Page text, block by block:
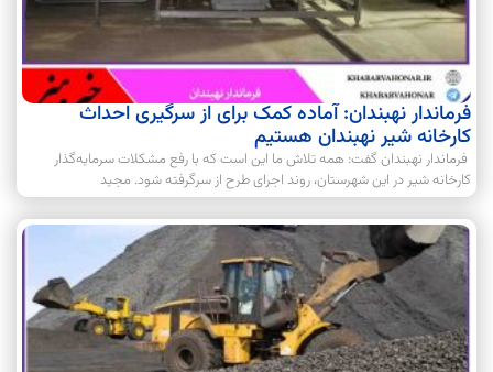
فرماندار نهبندان: آماده کمک برای از سرگیری احداث
کارخانه شیر نهبندان هستیم
فرماندار نهبندان گفت: همه تلاش ما این است که با رفع مشکلات سرمایه‌گذار
کارخانه شیر در این شهرستان، روند اجرای طرح از سرگرفته شود. مجید